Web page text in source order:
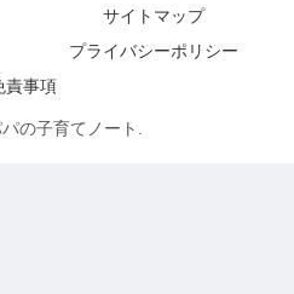
サイトマップ
プライバシーポリシー
責事項
の子育てノート.